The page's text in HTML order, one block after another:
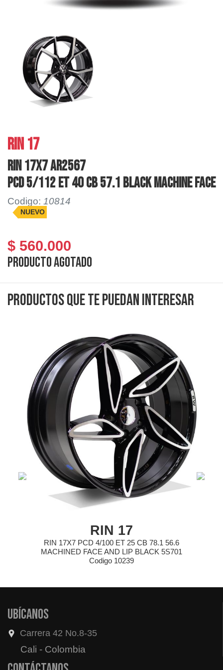
RIN 17
RIN 17X7 AR2567
PCD 5/112 ET 40 CB 57.1 BLACK MACHINE FACE
Codigo: 10814
NUEVO
$ 560.000
Producto agotado
Productos que te puedan interesar
RIN 17
RIN 17X7 PCD 4/100 ET 25 CB 78.1 56.6
MACHINED FACE AND LIP BLACK 5S701
Codigo 10239
Ubícanos
Carrera 42 No.8-35
Cali - Colombia